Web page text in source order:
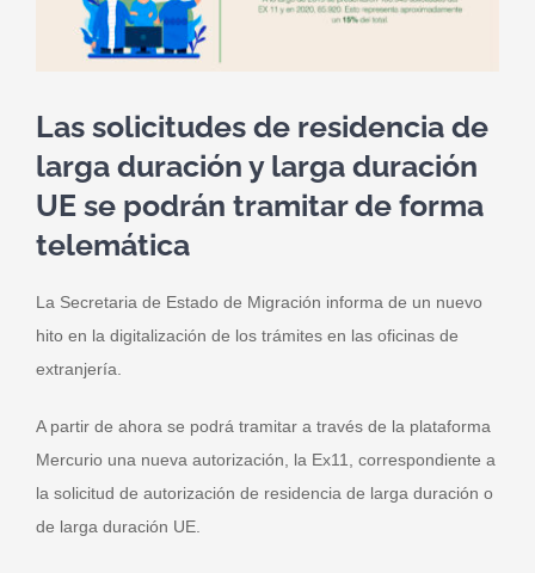
Las solicitudes de residencia de
larga duración y larga duración
UE se podrán tramitar de forma
telemática
La Secretaria de Estado de Migración informa de un nuevo
hito en la digitalización de los trámites en las oficinas de
extranjería
A partir de ahora se podrá tramitar a través de la plataforma
Mercurio una nueva autorización, la Ex11, correspondiente a
la solicitud de autorización de residencia de larga duración o
de larga duración UE.